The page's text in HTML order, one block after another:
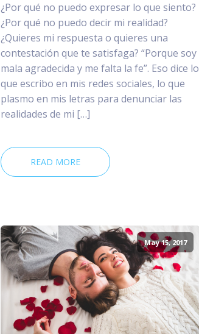
¿Por qué no puedo expresar lo que siento?
¿Por qué no puedo decir mi realidad?
¿Quieres mi respuesta o quieres una
contestación que te satisfaga? “Porque soy
mala agradecida y me falta la fe”. Eso dice lo
que escribo en mis redes sociales, lo que
plasmo en mis letras para denunciar las
realidades de mi […]
READ MORE
May 15, 2017